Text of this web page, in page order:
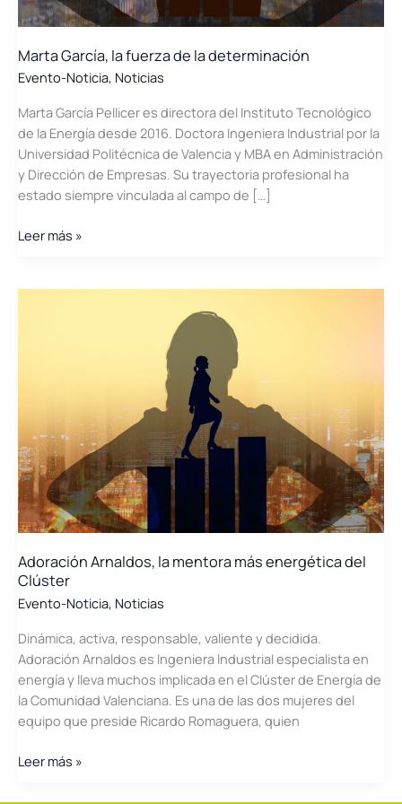
Marta García, la fuerza de la determinación
Evento-Noticia, Noticias
Marta García Pellicer es directora del Instituto Tecnológico
de la Energía desde 2016. Doctora Ingeniera Industrial por la
Universidad Politécnica de Valencia y MBA en Administración
y Dirección de Empresas. Su trayectoria profesional ha
estado siempre vinculada al campo de […]
Marta
Leer más »
Adoración Arnaldos, la mentora más energética del
Clúster
Evento-Noticia, Noticias
Dinámica, activa, responsable, valiente y decidida.
Adoración Arnaldos es Ingeniera Industrial especialista en
energía y lleva muchos implicada en el Clúster de Energía de
la Comunidad Valenciana. Es una de las dos mujeres del
equipo que preside Ricardo Romaguera, quien
Adoración
Leer más »